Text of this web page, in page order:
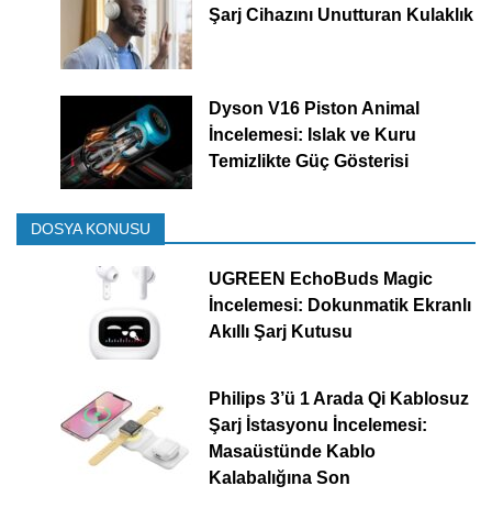
Şarj Cihazını Unutturan Kulaklık
Dyson V16 Piston Animal
İncelemesi: Islak ve Kuru
Temizlikte Güç Gösterisi
DOSYA KONUSU
UGREEN EchoBuds Magic
İncelemesi: Dokunmatik Ekranlı
Akıllı Şarj Kutusu
Philips 3’ü 1 Arada Qi Kablosuz
Şarj İstasyonu İncelemesi:
Masaüstünde Kablo
Kalabalığına Son